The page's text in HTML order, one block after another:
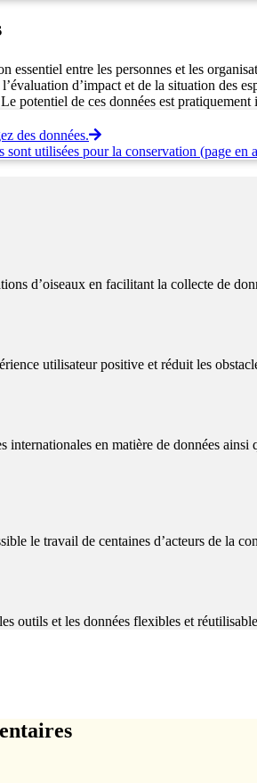
essentiel entre les personnes et les
d’impact et de la situation des
potentiel de ces données est pratiquement
des données.
sont utilisées pour la conservation (page en
d’oiseaux en facilitant la collecte de
utilisateur positive et réduit les
internationales en matière de données
le travail de centaines d’acteurs de la
outils et les données flexibles et